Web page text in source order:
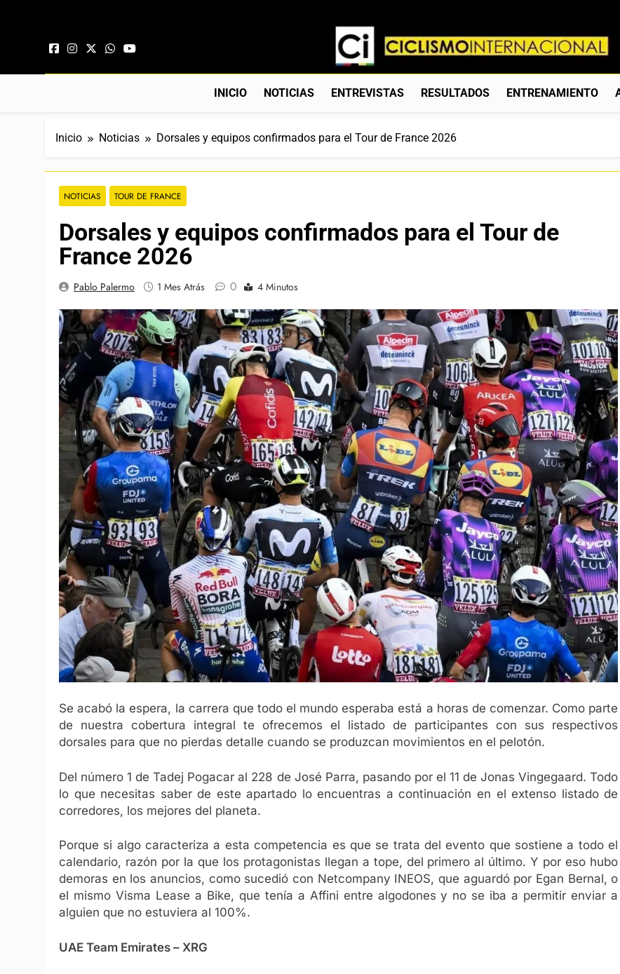
Ciclismo
Web Dedicada Al Ciclismo Mundial. Entrevistas, Análisis,
INICIO NOTICIAS ENTREVISTAS RESULTADOS ENTRENAMIENTO
Inicio Noticias Dorsales y equipos confirmados para el Tour de France 2026
NOTICIAS TOUR DE FRANCE
Dorsales y equipos confirmados para el Tour de
France 2026
Pablo Palermo 1 Mes Atrás 0 4 Minutos
Se acabó la espera, la carrera que todo el mundo esperaba está a horas de comenzar. Como parte
de nuestra cobertura integral te ofrecemos el listado de participantes con sus respectivos
dorsales para que no pierdas detalle cuando se produzcan movimientos en el pelotón.
Del número 1 de Tadej Pogacar al 228 de José Parra, pasando por el 11 de Jonas Vingegaard. Todo
lo que necesitas saber de este apartado lo encuentras a continuación en el extenso listado de
corredores, los mejores del planeta.
Porque si algo caracteriza a esta competencia es que se trata del evento que sostiene a todo el
calendario, razón por la que los protagonistas llegan a tope, del primero al último. Y por eso hubo
demoras en los anuncios, como sucedió con Netcompany INEOS, que aguardó por Egan Bernal, o
el mismo Visma Lease a Bike, que tenía a Affini entre algodones y no se iba a permitir enviar a
alguien que no estuviera al 100%.
UAE Team Emirates – XRG